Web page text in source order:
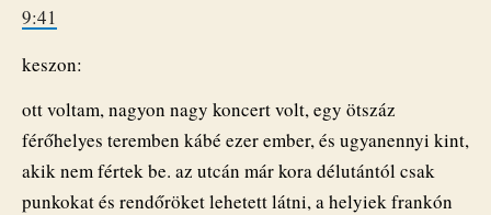
9:41
keszon:
ott voltam, nagyon nagy koncert volt, egy ötszáz
férőhelyes teremben kábé ezer ember, és ugyanennyi kint,
akik nem fértek be. az utcán már kora délutántól csak
punkokat és rendőröket lehetett látni, a helyiek frankón